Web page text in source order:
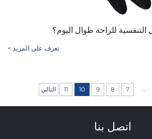
التنفسية للراحة طوال اليوم؟
تعرف على المزيد >
...
7
8
9
10
11 التالي
اتصل بنا